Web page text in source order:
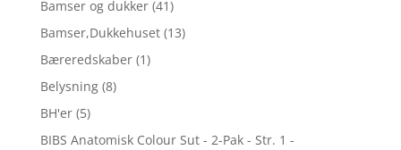
Bamser og dukker (41)
Bamser,Dukkehuset (13)
Bæreredskaber (1)
Belysning (8)
BH'er (5)
BIBS Anatomisk Colour Sut - 2-Pak - Str. 1 -